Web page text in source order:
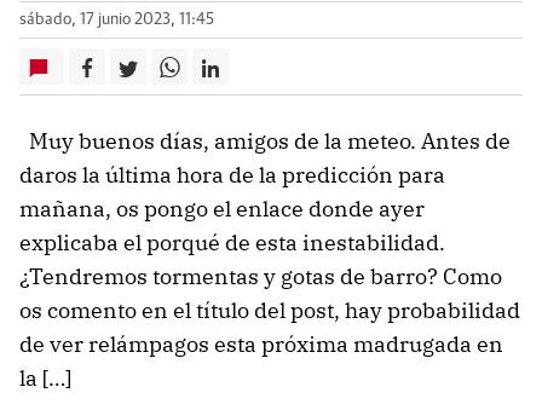
sábado, 17 junio 2023, 11:45
Muy buenos días, amigos de la meteo. Antes de
daros la última hora de la predicción para
mañana, os pongo el enlace donde ayer
explicaba el porqué de esta inestabilidad.
¿Tendremos tormentas y gotas de barro? Como
os comento en el título del post, hay probabilidad
de ver relámpagos esta próxima madrugada en
la […]